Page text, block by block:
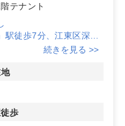
テナント
徒歩7分、江東区深川
に適合
ベビーカーや高齢者も
続きを見る >>
歩